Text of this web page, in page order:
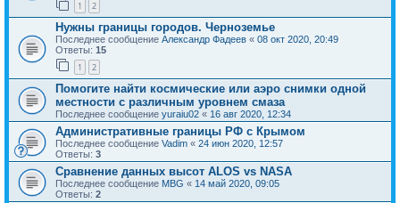
1 2
Нужны границы городов. Черноземье
Последнее сообщение Александр Фадеев « 08 окт 2020, 20:49
Ответы: 15
1 2
Помогите найти космические или аэро снимки одной
местности с различным уровнем смаза
Последнее сообщение yuraiu02 « 16 авг 2020, 12:34
Административные границы РФ с Крымом
Последнее сообщение Vadim « 24 июн 2020, 12:57
Ответы: 3
Сравнение данных высот ALOS vs NASA
Последнее сообщение MBG « 14 май 2020, 09:05
Ответы: 2